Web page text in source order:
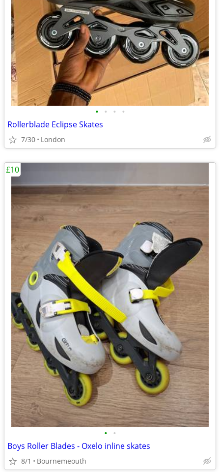
• • • •
Rollerblade Eclipse Skates
7/30 London
• •
Boys Roller Blades - Oxelo inline skates
8/1 Bournemeouth
£10